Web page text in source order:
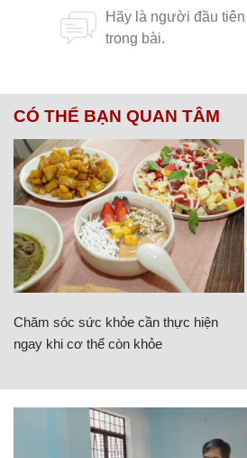
CÓ THỂ BẠN QUAN TÂM
Chăm sóc sức khỏe cần thực hiện
ngay khi cơ thể còn khỏe